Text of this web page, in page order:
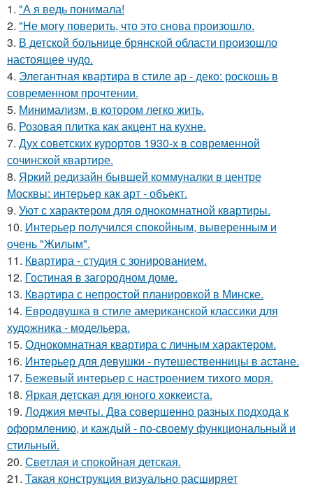
1. "А я ведь понимала!
2. "Не могу поверить, что это снова произошло.
3. В детской больнице брянской области произошло
настоящее чудо.
4. Элегантная квартира в стиле ар - деко: роскошь в
современном прочтении.
5. Минимализм, в котором легко жить.
6. Розовая плитка как акцент на кухне.
7. Дух советских курортов 1930-х в современной
сочинской квартире.
8. Яркий редизайн бывшей коммуналки в центре
Москвы: интерьер как арт - объект.
9. Уют с характером для однокомнатной квартиры.
10. Интерьер получился спокойным, выверенным и
очень "Жилым".
11. Квартира - студия с зонированием.
12. Гостиная в загородном доме.
13. Квартира с непростой планировкой в Минске.
14. Евродвушка в стиле американской классики для
художника - модельера.
15. Однокомнатная квартира с личным характером.
16. Интерьер для девушки - путешественницы в астане.
17. Бежевый интерьер с настроением тихого моря.
18. Яркая детская для юного хоккеиста.
19. Лоджия мечты. Два совершенно разных подхода к
оформлению, и каждый - по-своему функциональный и
стильный.
20. Светлая и спокойная детская.
21. Такая конструкция визуально расширяет